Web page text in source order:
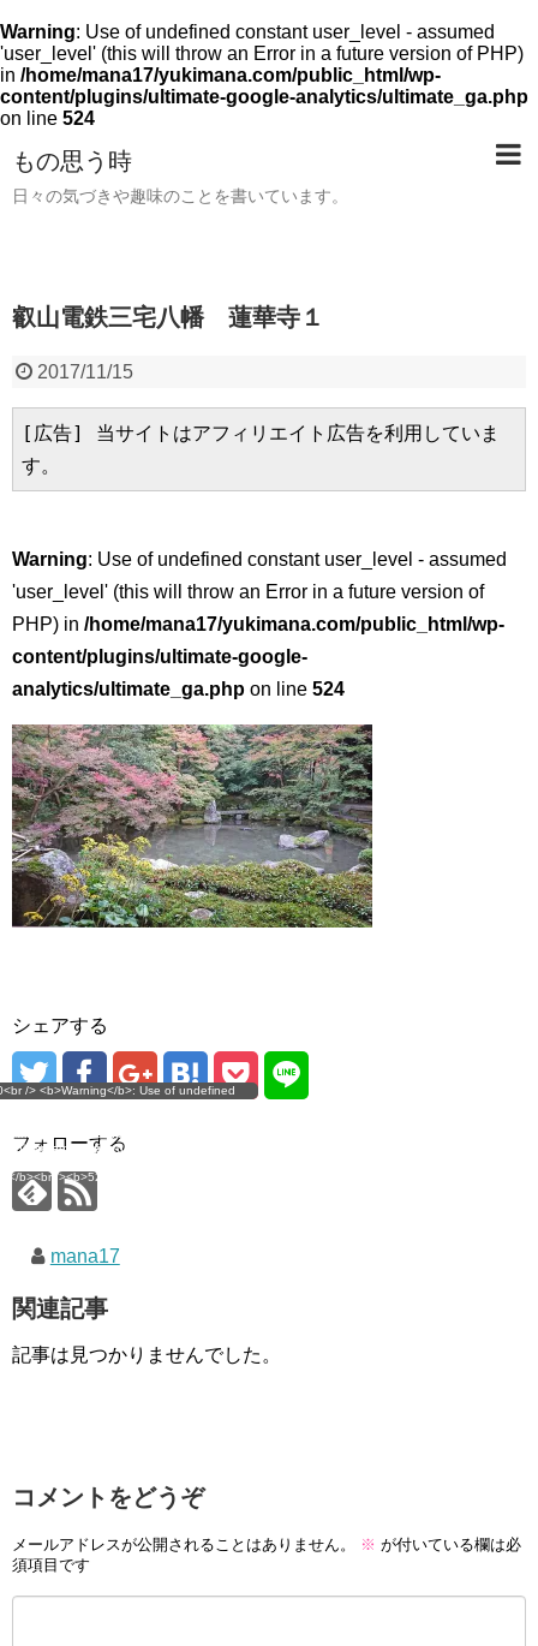
Warning: Use of undefined constant user_level - assumed
'user_level' (this will throw an Error in a future version of PHP)
in /home/mana17/yukimana.com/public_html/wp-
content/plugins/ultimate-google-analytics/ultimate_ga.php
on line 524
もの思う時
日々の気づきや趣味のことを書いています。
叡山電鉄三宅八幡 蓮華寺１
2017/11/15
[広告] 当サイトはアフィリエイト広告を利用していま
す。
Warning: Use of undefined constant user_level - assumed
'user_level' (this will throw an Error in a future version of
PHP) in /home/mana17/yukimana.com/public_html/wp-
content/plugins/ultimate-google-
analytics/ultimate_ga.php on line 524
シェアする
error
b>: Use of undefined
public_html/wp-
ultimate-google-
b><br />
/> <b>Warning</b>: Use of undefined
mana17/yukimana.com/public_html/wp-
content/plugins/ultimate-google-
<b>524</b><br />
フォローする
mana17
関連記事
記事は見つかりませんでした。
コメントをどうぞ
メールアドレスが公開されることはありません。 ※ が付いている欄は必
須項目です